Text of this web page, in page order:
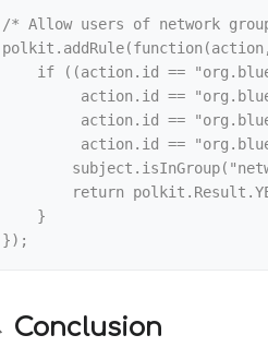
/* Allow users of network
Conclusion